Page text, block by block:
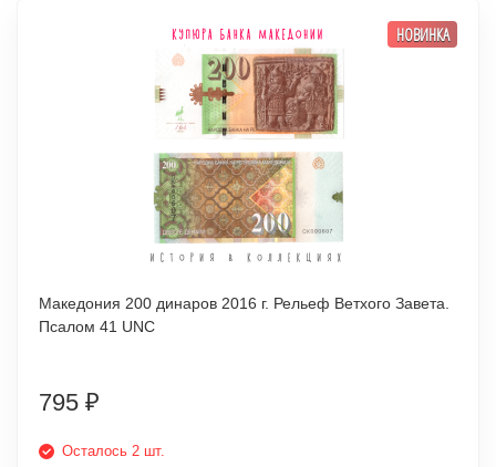
НОВИНКА
Македония 200 динаров 2016 г. Рельеф Ветхого Завета.
Псалом 41 UNC
795 ₽
Осталось 2 шт.